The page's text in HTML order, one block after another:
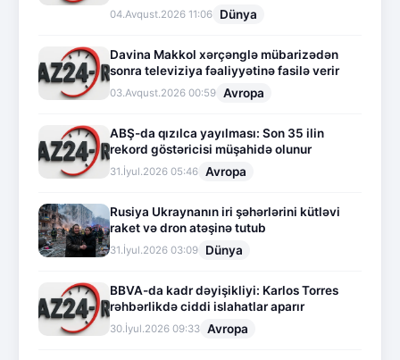
04.Avqust.2026 11:06 Dünya
Davina Makkol xərçənglə mübarizədən
sonra televiziya fəaliyyətinə fasilə verir
03.Avqust.2026 00:59 Avropa
ABŞ-da qızılca yayılması: Son 35 ilin
rekord göstəricisi müşahidə olunur
31.İyul.2026 05:46 Avropa
Rusiya Ukraynanın iri şəhərlərini kütləvi
raket və dron atəşinə tutub
31.İyul.2026 03:09 Dünya
BBVA-da kadr dəyişikliyi: Karlos Torres
rəhbərlikdə ciddi islahatlar aparır
30.İyul.2026 09:33 Avropa